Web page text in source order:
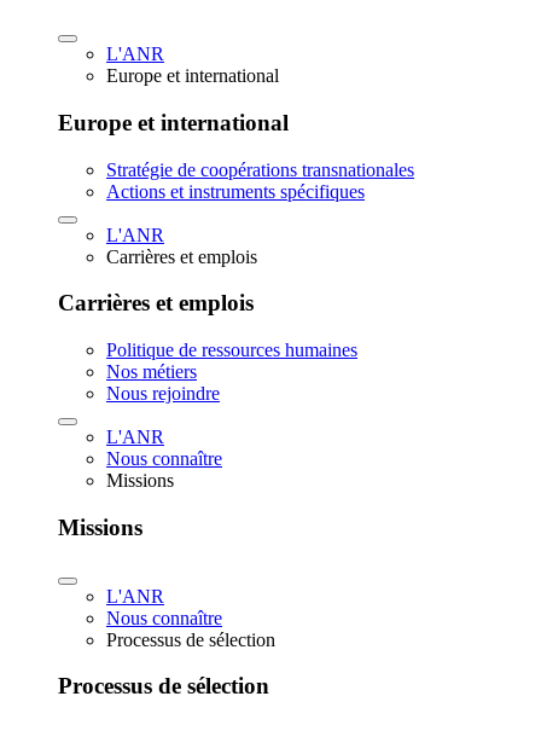
L'ANR
Europe et international
Europe et international
Stratégie de coopérations transnationales
Actions et instruments spécifiques
L'ANR
Carrières et emplois
Carrières et emplois
Politique de ressources humaines
Nos métiers
Nous rejoindre
L'ANR
Nous connaître
Missions
Missions
L'ANR
Nous connaître
Processus de sélection
Processus de sélection